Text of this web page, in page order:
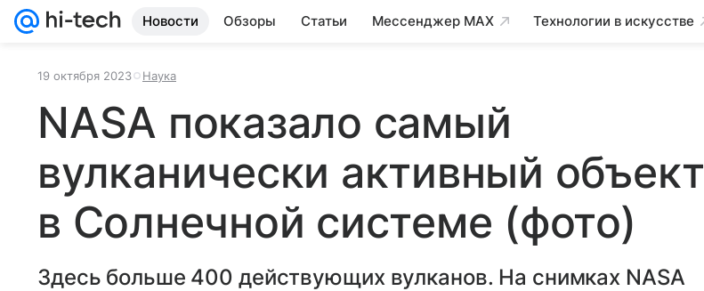
Новости Обзоры Статьи Мессенджер MAX Технологии в искусстве
19 октября 2023 Наука
NASA показало самый
вулканически активный объект
в Солнечной системе (фото)
Здесь больше 400 действующих вулканов. На снимках NASA